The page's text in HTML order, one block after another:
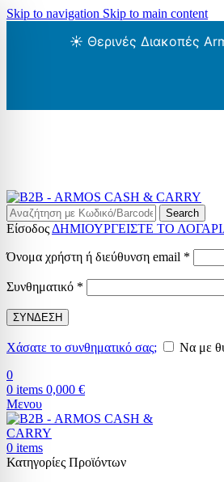
Skip to navigation Skip to main content
☀️ Θερινές Διακοπές
Search
Είσοδος ΔΗΜΙΟΥΡΓΕΙΣΤΕ ΤΟ
Όνομα χρήστη ή διεύθυνση email *
Συνθηματικό *
ΣΥΝΔΕΣΗ
Χάσατε το συνθηματικό σας;
Να με
0
0 items 0,000 €
Μενου
0 items
Κατηγορίες Προϊόντων